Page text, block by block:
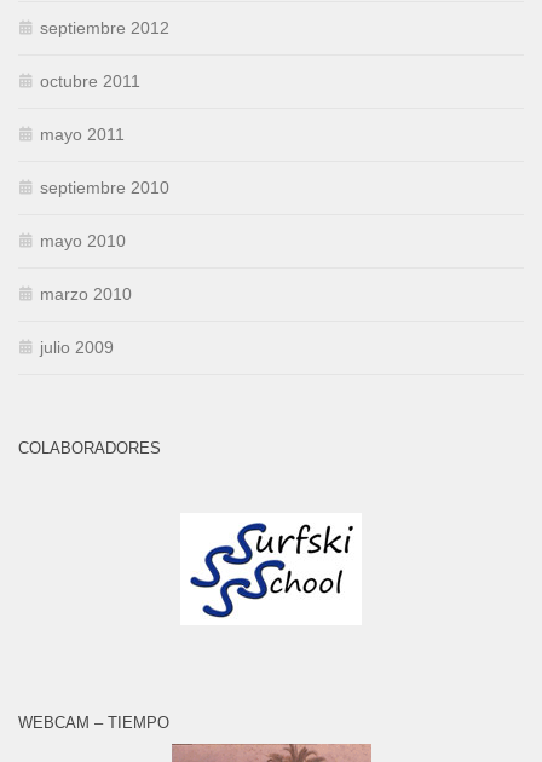
septiembre 2012
octubre 2011
mayo 2011
septiembre 2010
mayo 2010
marzo 2010
julio 2009
COLABORADORES
WEBCAM – TIEMPO